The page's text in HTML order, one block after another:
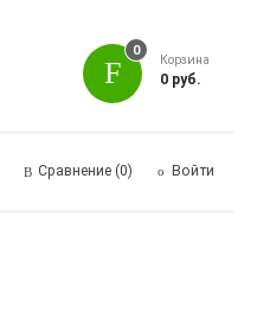
0
Корзина
0 руб.
Сравнение (0) Войти